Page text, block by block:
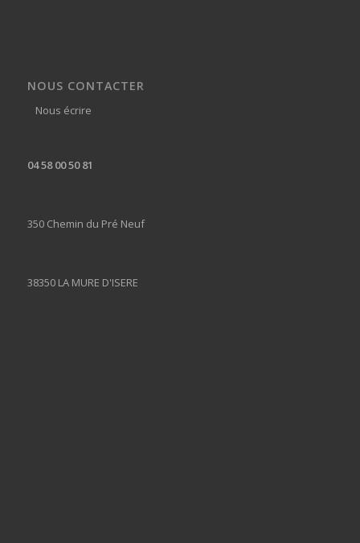
NOUS CONTACTER
Nous écrire
04 58 00 50 81
350 Chemin du Pré Neuf
38350 LA MURE D'ISERE